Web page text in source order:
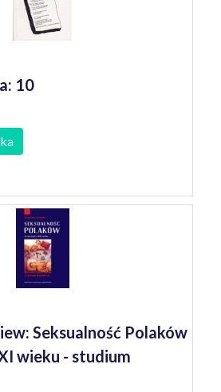
10
Seksualność Polaków
wieku - studium